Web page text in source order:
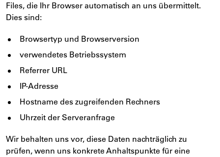
Files, die Ihr Browser automatisch an uns übermittelt.
Dies sind:
Browsertyp und Browserversion
verwendetes Betriebssystem
Referrer URL
IP-Adresse
Hostname des zugreifenden Rechners
Uhrzeit der Serveranfrage
Wir behalten uns vor, diese Daten nachträglich zu
prüfen, wenn uns konkrete Anhaltspunkte für eine